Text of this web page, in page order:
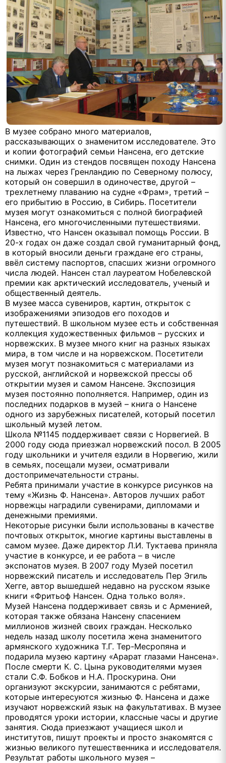
В музее собрано много материалов,
рассказывающих о знаменитом исследователе. Это
и копии фотографий семьи Нансена, его детские
снимки. Один из стендов посвящен походу Нансена
на лыжах через Гренландию по Северному полюсу,
который он совершил в одиночестве, другой –
трехлетнему плаванию на судне «Фрам», третий –
его прибытию в Россию, в Сибирь. Посетители
музея могут ознакомиться с полной биографией
Нансена, его многочисленными путешествиями.
Известно, что Нансен оказывал помощь России. В
20-х годах он даже создал свой гуманитарный фонд,
в который вносили деньги граждане его страны,
ввёл систему паспортов, спасших жизни огромного
числа людей. Нансен стал лауреатом Нобелевской
премии как арктический исследователь, ученый и
общественный деятель.
В музее масса сувениров, картин, открыток с
изображениями эпизодов его походов и
путешествий. В школьном музее есть и собственная
коллекция художественных фильмов – русских и
норвежских. В музее много книг на разных языках
мира, в том числе и на норвежском. Посетители
музея могут познакомиться с материалами из
русской, английской и норвежской прессы об
открытии музея и самом Нансене. Экспозиция
музея постоянно пополняется. Например, один из
последних подарков в музей – книга о Нансене
одного из зарубежных писателей, который посетил
школьный музей летом.
Школа №1145 поддерживает связи с Норвегией. В
2000 году сюда приезжал норвежский посол. В 2005
году школьники и учителя ездили в Норвегию, жили
в семьях, посещали музеи, осматривали
достопримечательности страны.
Ребята принимали участие в конкурсе рисунков на
тему «Жизнь Ф. Нансена». Авторов лучших работ
норвежцы наградили сувенирами, дипломами и
денежными премиями.
Некоторые рисунки были использованы в качестве
почтовых открыток, многие картины выставлены в
самом музее. Даже директор Л.И. Туктаева приняла
участие в конкурсе, и ее работа – в числе
экспонатов музея. В 2007 году Музей посетил
норвежский писатель и исследователь Пер Эгиль
Хегге, автор вышедшей недавно на русском языке
книги «Фритьоф Нансен. Одна только воля».
Музей Нансена поддерживает связь и с Арменией,
которая также обязана Нансену спасением
миллионов жизней своих граждан. Несколько
недель назад школу посетила жена знаменитого
армянского художника Т.Г. Тер-Месропяна и
подарила музею картину «Арарат глазами Нансена».
После смерти К. С. Цына руководителями музея
стали С.Ф. Бобков и Н.А. Проскурина. Они
организуют экскурсии, занимаются с ребятами,
которые интересуются жизнью Ф. Нансена и даже
изучают норвежский язык на факультативах. В музее
проводятся уроки истории, классные часы и другие
занятия. Сюда приезжают учащиеся школ и
институтов, пишут проекты и просто знакомятся с
жизнью великого путешественника и исследователя.
Результат работы школьного музея –